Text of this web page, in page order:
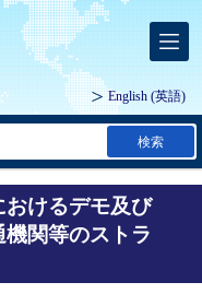
English (英語)
検索
おけるデモ及び
関等のストラ